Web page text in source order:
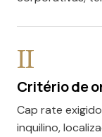
II
Critério de
Cap rate
inquilino,